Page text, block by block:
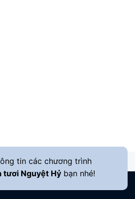
tin các chương trình
tươi Nguyệt Hỷ bạn nhé!